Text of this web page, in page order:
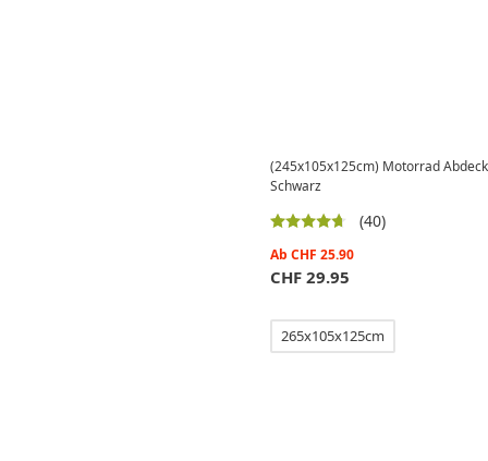
(245x105x125cm) Motorrad
Schwarz
(40)
Ab CHF 25.90
CHF 29.95
265x105x125cm